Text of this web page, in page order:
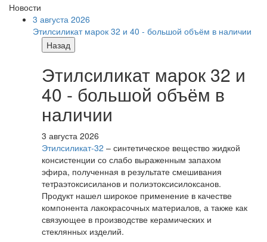
Новости
3 августа 2026
Этилсиликат марок 32 и 40 - большой объём в наличии
Назад
Этилсиликат марок 32 и
40 - большой объём в
наличии
3 августа 2026
Этилсиликат-32 – синтетическое вещество жидкой
консистенции со слабо выраженным запахом
эфира, полученная в результате смешивания
тетpаэтоксисиланов и полиэтоксисилоксанов.
Продукт нашел широкое применение в качестве
компонента лакокрасочных материалов, а также как
связующее в производстве керамических и
стеклянных изделий.